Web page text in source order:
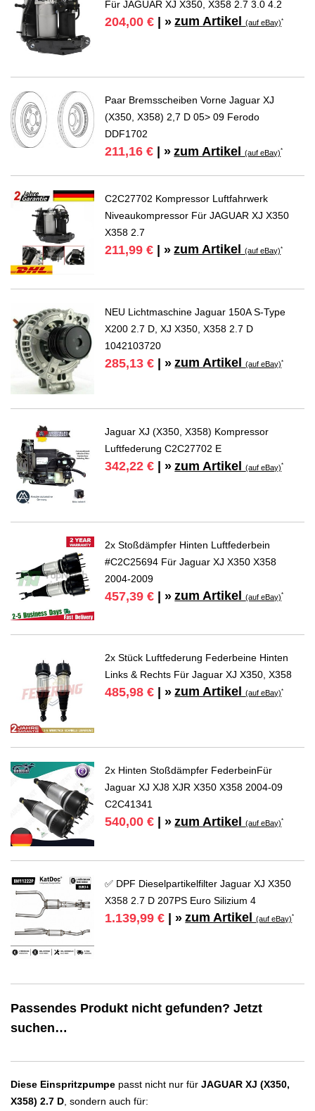
Für JAGUAR XJ X350, X358 2.7 3.0 4.2
204,00 € | » zum Artikel(auf eBay)*
Paar Bremsscheiben Vorne Jaguar XJ
(X350, X358) 2,7 D 05> 09 Ferodo
DDF1702
211,16 € | » zum Artikel(auf eBay)*
C2C27702 Kompressor Luftfahrwerk
Niveaukompressor Für JAGUAR XJ X350
X358 2.7
211,99 € | » zum Artikel(auf eBay)*
NEU Lichtmaschine Jaguar 150A S-Type
X200 2.7 D, XJ X350, X358 2.7 D
1042103720
285,13 € | » zum Artikel(auf eBay)*
Jaguar XJ (X350, X358) Kompressor
Luftfederung C2C27702 E
342,22 € | » zum Artikel(auf eBay)*
2x Stoßdämpfer Hinten Luftfederbein
#C2C25694 Für Jaguar XJ X350 X358
2004-2009
457,39 € | » zum Artikel(auf eBay)*
2x Stück Luftfederung Federbeine Hinten
Links & Rechts Für Jaguar XJ X350, X358
485,98 € | » zum Artikel(auf eBay)*
2x Hinten Stoßdämpfer FederbeinFür
Jaguar XJ XJ8 XJR X350 X358 2004-09
C2C41341
540,00 € | » zum Artikel(auf eBay)*
✅ DPF Dieselpartikelfilter Jaguar XJ X350
X358 2.7 D 207PS Euro Silizium 4
1.139,99 € | » zum Artikel(auf eBay)*
Passendes Produkt nicht gefunden? Jetzt
suchen…
Diese Einspritzpumpe passt nicht nur für JAGUAR XJ (X350,
X358) 2.7 D , sondern auch für: